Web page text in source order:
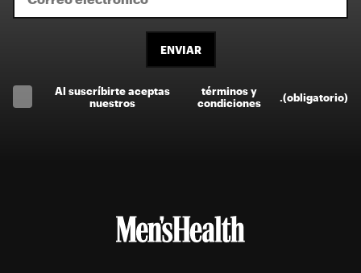
ENVIAR
Al suscríbirte aceptas
nuestros
términos y
condiciones
(obligatorio)